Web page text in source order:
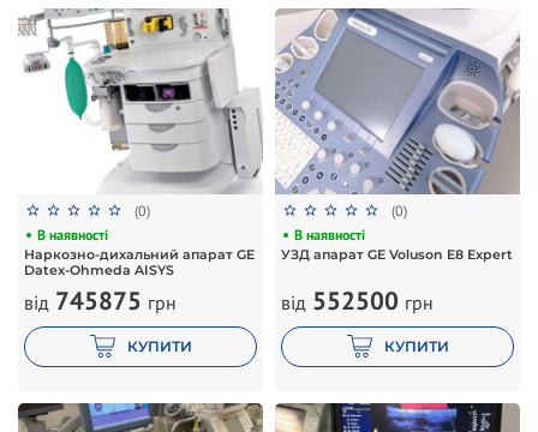
(0)
В наявності
Наркозно-дихальний апарат GE
Datex-Ohmeda AISYS
від 745875 грн
КУПИТИ
(0)
В наявності
УЗД апарат GE Voluson E8 Expert
від 552500 грн
КУПИТИ